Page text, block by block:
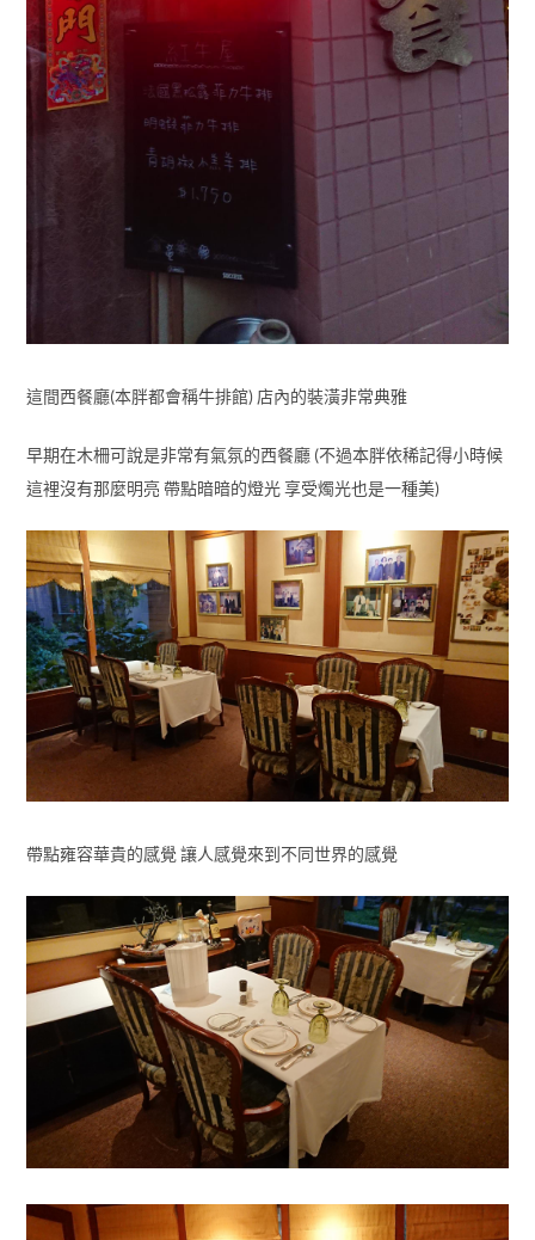
這間西餐廳(本胖都會稱牛排館) 店內的裝潢非常典雅
早期在木柵可說是非常有氣氛的西餐廳 (不過本胖依稀記得小時候
這裡沒有那麼明亮 帶點暗暗的燈光 享受燭光也是一種美)
帶點雍容華貴的感覺 讓人感覺來到不同世界的感覺